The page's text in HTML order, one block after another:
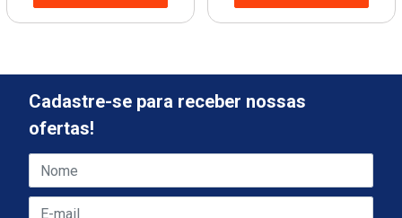
Cadastre-se para receber nossas
ofertas!